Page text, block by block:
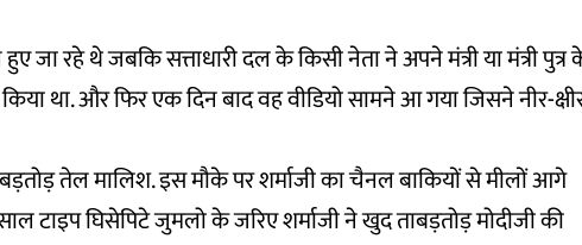
रहे थे जबकि सत्ताधारी दल के किसी नेता ने अपने मंत्री या मंत्री पुत्र
था. और फिर एक दिन बाद वह वीडियो सामने आ गया जिसने नीर-
तेल मालिश. इस मौके पर शर्माजी का चैनल बाकियों से मीलों आगे
टाइप घिसेपिटे जुमलो के जरिए शर्माजी ने खुद ताबड़तोड़ मोदीजी की